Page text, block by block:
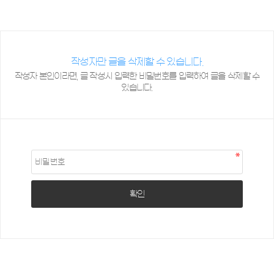
작성자만 글을 삭제할 수 있습니다.
작성자 본인이라면, 글 작성시 입력한 비밀번호를 입력하여 글을 삭제할 수
있습니다.